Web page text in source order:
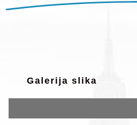
Galerija slika